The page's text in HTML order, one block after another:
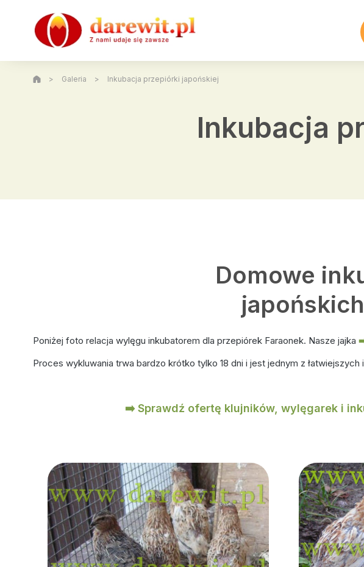
> Galeria > Inkubacja przepiórki japońskiej
Inkubacja
Domowe
Poniżej foto relacja wylęgu inkubatorem dla przepiórek Faraonek. Nasze jajka
Proces wykluwania trwa bardzo krótko tylko 18 dni i jest jednym z
➡️ Sprawdź ofertę klujników, wylęgarek i